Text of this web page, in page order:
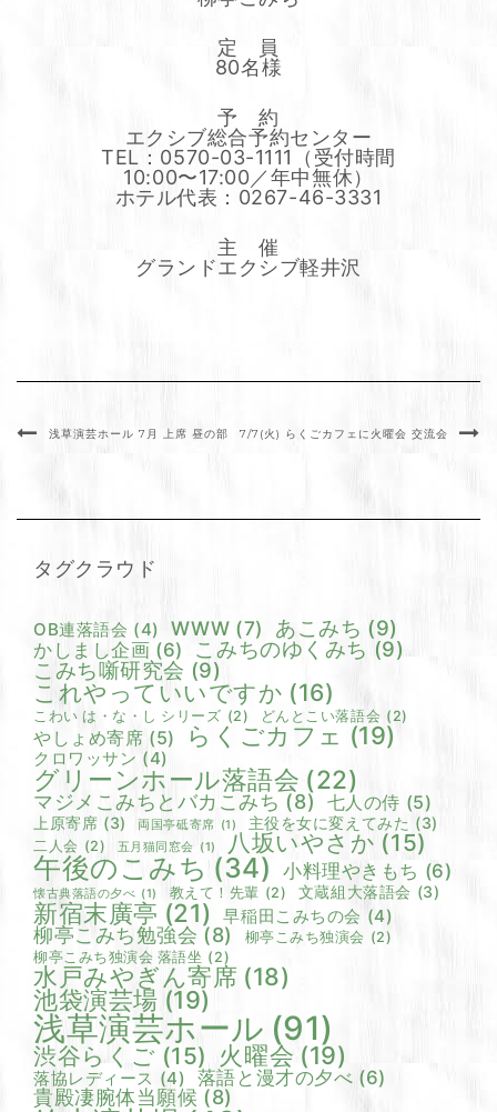
定 員
80名様
予 約
エクシブ総合予約センター
TEL：0570-03-1111（受付時間
10:00〜17:00／年中無休）
ホテル代表：0267-46-3331
主 催
グランドエクシブ軽井沢
浅草演芸ホール 7月 上席 昼の部 7/7(火) らくごカフェに火曜会 交流会
タグクラウド
OB連落語会 (4) WWW (7) あこみち (9)
かしまし企画 (6) こみちのゆくみち (9)
こみち噺研究会 (9)
これやっていいですか (16)
こわい は・な・し シリーズ (2) どんとこい落語会 (2)
やしょめ寄席 (5) らくごカフェ (19)
クロワッサン (4)
グリーンホール落語会 (22)
マジメこみちとバカこみち (8) 七人の侍 (5)
上原寄席 (3) 両国亭砥寄席 (1) 主役を女に変えてみた (3)
二人会 (2) 五月猫同窓会 (1) 八坂いやさか (15)
午後のこみち (34) 小料理やきもち (6)
懐古典落語の夕べ (1) 教えて！先輩 (2) 文蔵組大落語会 (3)
新宿末廣亭 (21) 早稲田こみちの会 (4)
柳亭こみち勉強会 (8) 柳亭こみち独演会 (2)
柳亭こみち独演会 落語坐 (2)
水戸みやぎん寄席 (18)
池袋演芸場 (19)
浅草演芸ホール (91)
渋谷らくご (15) 火曜会 (19)
落協レディース (4) 落語と漫才の夕べ (6)
貴殿凄腕体当願候 (8)